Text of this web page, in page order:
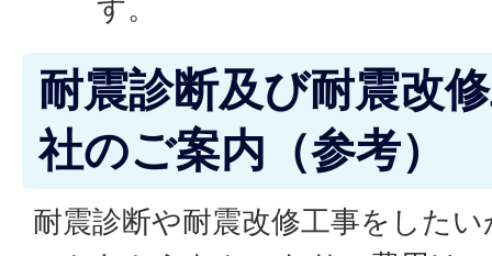
す。
耐震診断及び耐震改
社のご案内（参考）
耐震診断や耐震改修工事をした